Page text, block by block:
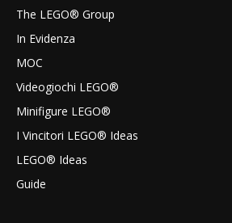
The LEGO® Group
In Evidenza
MOC
Videogiochi LEGO®
Minifigure LEGO®
I Vincitori LEGO® Ideas
LEGO® Ideas
Guide